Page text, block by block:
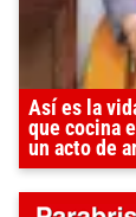
Así es la
que cocina
un acto de